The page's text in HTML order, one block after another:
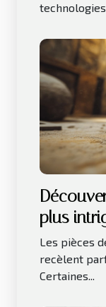
plus
monnaie
Les pièces
recèlent
Certaines...